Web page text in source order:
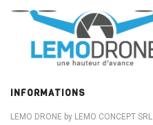
INFORMATIONS
LEMO DRONE by LEMO CONCEPT SRL